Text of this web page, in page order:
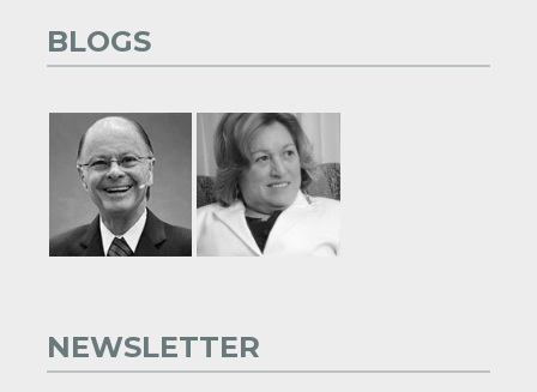
BLOGS
NEWSLETTER